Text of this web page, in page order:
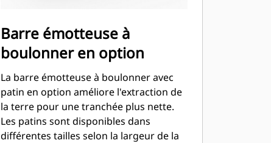
Barre émotteuse à
boulonner en option
La barre émotteuse à boulonner avec
patin en option améliore l'extraction de
la terre pour une tranchée plus nette.
Les patins sont disponibles dans
différentes tailles selon la largeur de la